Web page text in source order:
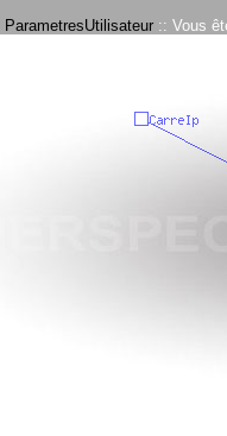
ParametresUtilisateur :: Vous